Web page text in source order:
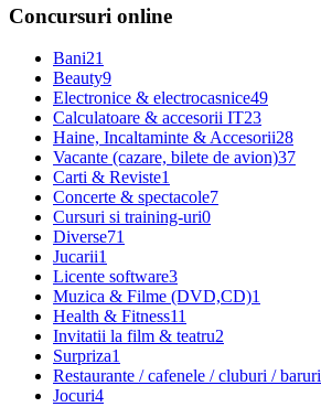
Concursuri online
Bani21
Beauty9
Electronice & electrocasnice49
Calculatoare & accesorii IT23
Haine, Incaltaminte & Accesorii28
Vacante (cazare, bilete de avion)37
Carti & Reviste1
Concerte & spectacole7
Cursuri si training-uri0
Diverse71
Jucarii1
Licente software3
Muzica & Filme (DVD,CD)1
Health & Fitness11
Invitatii la film & teatru2
Surpriza1
Restaurante / cafenele / cluburi / baruri
Jocuri4